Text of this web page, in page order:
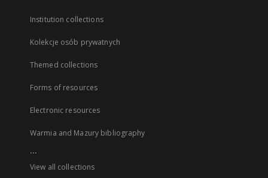
Institution collections
Kolekcje osób prywatnych
Themed collections
Forms of resources
Electronic resources
Warmia and Mazury bibliography
...
View all collections